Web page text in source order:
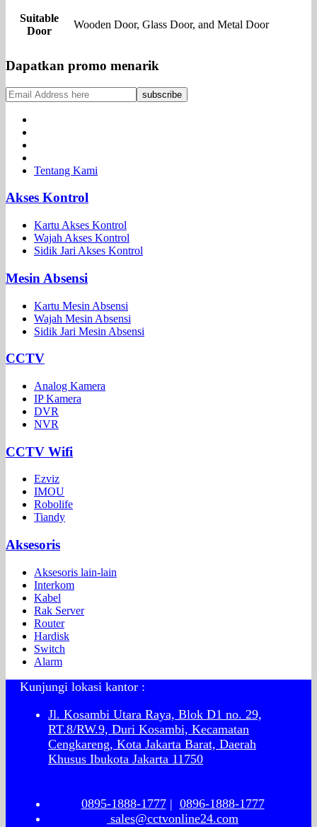
Suitable
Door
Wooden Door, Glass Door, and Metal Door
Dapatkan promo menarik
Tentang Kami
Akses Kontrol
Kartu Akses Kontrol
Wajah Akses Kontrol
Sidik Jari Akses Kontrol
Mesin Absensi
Kartu Mesin Absensi
Wajah Mesin Absensi
Sidik Jari Mesin Absensi
CCTV
Analog Kamera
IP Kamera
DVR
NVR
CCTV Wifi
Ezviz
IMOU
Robolife
Tiandy
Aksesoris
Aksesoris lain-lain
Interkom
Kabel
Rak Server
Router
Hardisk
Switch
Alarm
Kunjungi lokasi kantor :
Jl. Kosambi Utara Raya, Blok D1 no. 29,
RT.8/RW.9, Duri Kosambi, Kecamatan
Cengkareng, Kota Jakarta Barat, Daerah
Khusus Ibukota Jakarta 11750
0895-1888-1777| 0896-1888-1777
sales@cctvonline24.com